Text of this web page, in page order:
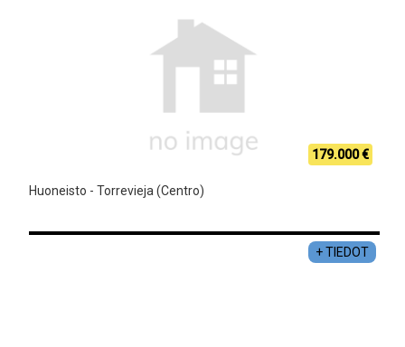
179.000 €
Huoneisto - Torrevieja (Centro)
+ TIEDOT